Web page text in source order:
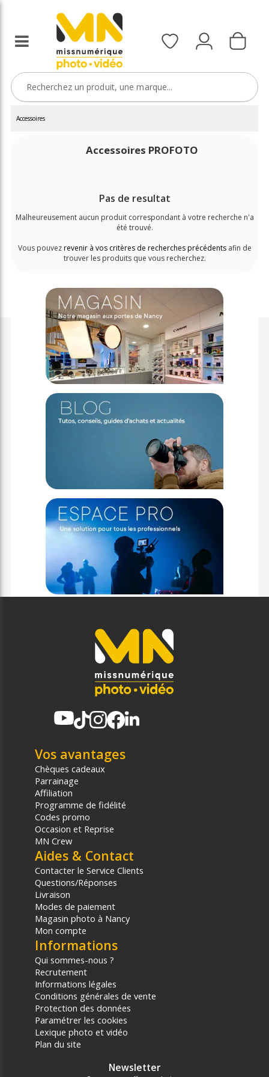
Accessoires
Accessoires PROFOTO
Pas de resultat
Malheureusement aucun produit correspondant à votre recherche n'a
été trouvé.
Vous pouvezrevenir à vos critères de recherches précédentsafin de
trouver les produits que vous recherchez.
Vos avantages
Chèques cadeaux
Parrainage
Affiliation
Programme de fidélité
Codes promo
Occasion et Reprise
MN Crew
Aides & Contact
Contacter le Service Clients
Questions/Réponses
Livraison
Modes de paiement
Magasin photo à Nancy
Mon compte
Informations
Qui sommes-nous ?
Recrutement
Informations légales
Conditions générales de vente
Protection des données
Paramétrer les cookies
Lexique photo et vidéo
Plan du site
Newsletter